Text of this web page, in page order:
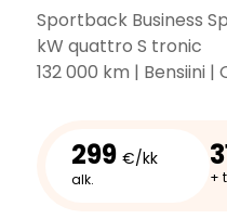
Sportback Business
kW quattro S tronic
132 000 km | Bensiini |
299 €/kk
alk. +